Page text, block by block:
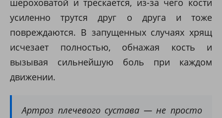
усиленно трутся друг о друга и тоже
повреждаются. В запущенных случаях хрящ
исчезает полностью, обнажая кость и
вызывая сильнейшую боль при каждом
движении.
Артроз плечевого сустава — не просто